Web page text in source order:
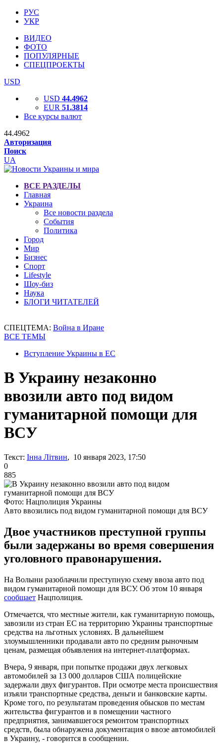
РУС
УКР
ВИДЕО
ФОТО
ПОПУЛЯРНЫЕ
СПЕЦПРОЕКТЫ
USD
USD 44.4962
EUR 51.3814
Все курсы валют
44.4962
Авторизация
Поиск
UA
ВСЕ РАЗДЕЛЫ
Главная
Украина
Все новости раздела
События
Политика
Город
Мир
Бизнес
Спорт
Lifestyle
Шоу-биз
Наука
БЛОГИ ЧИТАТЕЛЕЙ
СПЕЦТЕМА: Война в Иране
ВСЕ ТЕМЫ
Вступление Украины в ЕС
В Украину незаконно
ввозили авто под видом
гуманитарной помощи для
ВСУ
Текст: Інна Літвин, 10 января 2023, 17:50
0
885
Фото: Нацполиция Украины
Авто ввозились под видом гуманитарной помощи для ВСУ
Двое участников преступной группы
были задержаны во время совершения
уголовного правонарушения.
На Волыни разоблачили преступную схему ввоза авто под
видом гуманитарной помощи для ВСУ. Об этом 10 января
сообщает Нацполиция.
Отмечается, что местные жители, как гуманитарную помощь,
завозили из стран ЕС на территорию Украины транспортные
средства на льготных условиях. В дальнейшем
злоумышленники продавали авто по средним рыночным
ценам, размещая объявления на интернет-платформах.
Вчера, 9 января, при попытке продажи двух легковых
автомобилей за 13 000 долларов США полицейские
задержали двух фигурантов. При осмотре места происшествия
изъяли транспортные средства, деньги и банковские карты.
Кроме того, по результатам проведения обысков по местам
жительства фигурантов и в помещении частного
предприятия, занимавшегося ремонтом транспортных
средств, была обнаружена документация о ввозе автомобилей
в Украину, - говорится в сообщении.